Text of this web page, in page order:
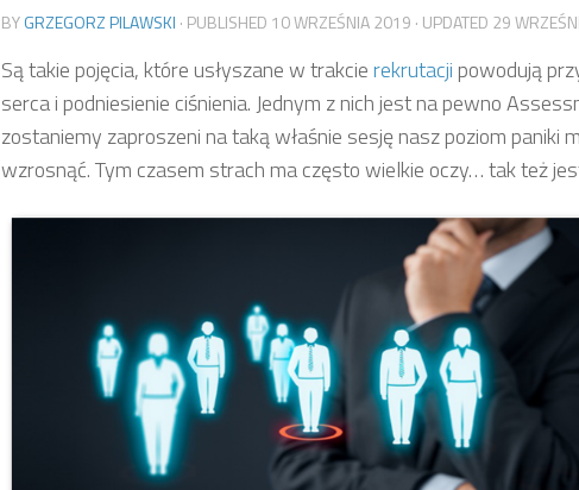
BYGRZEGORZ PILAWSKI · PUBLISHED 10 WRZEŚNIA 2019 · UPDATED 29
Są takie pojęcia, które usłyszane w trakcierekrutacji powodują
serca i podniesienie ciśnienia. Jednym z nich jest na pewno
zostaniemy zaproszeni na taką właśnie sesję nasz poziom paniki
wzrosnąć. Tym czasem strach ma często wielkie oczy… tak też